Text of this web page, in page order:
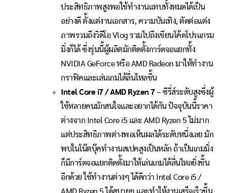
ประสิทธิภาพสูงพอใช้ทำงานแทบทั้งหมดได้เป็น
อย่างดี ตั้งแต่งานเอกสาร, ความบันเทิง, ตัดต่อแต่ง
ภาพรวมถึงวิดีโอ Vlog รวมไปถึงเขียนโค้ดโปรแกรม
มิ่งก็ได้ ซึ่งรุ่นนี้ผู้ผลิตมักติดตั้งการ์ดจอแยกทั้ง
NVIDIA GeForce หรือ AMD Radeon มาให้ทำงาน
กราฟิคและเล่นเกมได้ลื่นไหลขึ้น
Intel Core i7 / AMD Ryzen 7– ซีรี่ส์ระดับสูงซึ่งผู้
ใช้หลายคนมักสนใจและอยากได้กัน ปัจจุบันนี้ราคา
ต่างจาก Intel Core i5 และ AMD Ryzen 5 ไม่มาก
แต่ประสิทธิภาพต่างพอเห็นผลได้ระดับหนึ่งเลย มัก
พบในโน๊ตบุ๊คทำงานสเปคสูงเป็นหลัก ถ้าเป็นเกมมิ่ง
ก็มีการ์ดจอแยกติดตั้งมาให้เล่นเกมได้ลื่นไหลยิ่งขึ้น
อีกด้วย ใช้ทำงานต่างๆ ได้ดีกว่า Intel Core i5 /